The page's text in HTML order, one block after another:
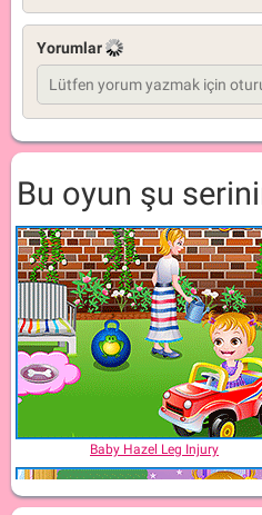
Yorumlar
Bu oyun şu
Baby Hazel Leg Injury